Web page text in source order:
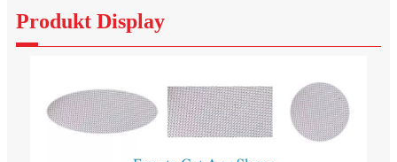
Produkt Display